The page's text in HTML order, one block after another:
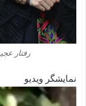
رفتار
نمایشگر ویدیو